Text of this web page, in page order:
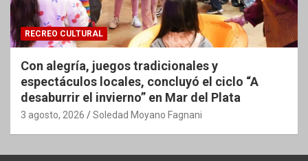
RECREO CULTURAL
Con alegría, juegos tradicionales y
espectáculos locales, concluyó el ciclo “A
desaburrir el invierno” en Mar del Plata
3 agosto, 2026 Soledad Moyano Fagnani